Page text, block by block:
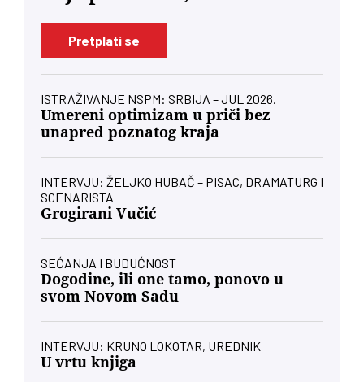
Pretplati se
ISTRAŽIVANJE NSPM: SRBIJA – JUL 2026.
Umereni optimizam u priči bez
unapred poznatog kraja
INTERVJU: ŽELJKO HUBAČ – PISAC, DRAMATURG I
SCENARISTA
Grogirani Vučić
SEĆANJA I BUDUĆNOST
Dogodine, ili one tamo, ponovo u
svom Novom Sadu
INTERVJU: KRUNO LOKOTAR, UREDNIK
U vrtu knjiga